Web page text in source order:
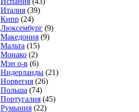
Италия (39)
Кипр (24)
Люксембург (9)
Македония (9)
Мальта (15)
Монако (2)
Мэн о-в (6)
Нидерланды (21)
Норвегия (26)
Польша (74)
Португалия (45)
Румыния (22)